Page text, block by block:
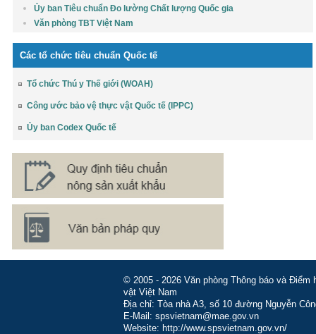
Ủy ban Tiêu chuẩn Đo lường Chất lượng Quốc gia
Văn phòng TBT Việt Nam
Các tổ chức tiêu chuẩn Quốc tế
Tổ chức Thú y Thế giới (WOAH)
Công ước bảo vệ thực vật Quốc tế (IPPC)
Ủy ban Codex Quốc tế
© 2005 - 2026 Văn phòng Thông báo và
vật Việt Nam
Địa chỉ: Tòa nhà A3, số 10 đường Nguyễn
E-Mail: spsvietnam@mae.gov.vn
Website: http://www.spsvietnam.gov.vn/